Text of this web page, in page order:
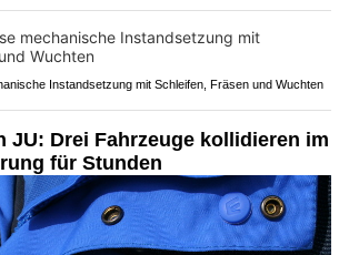
Instandsetzung mit Schleifen, Fräsen und Wuchten
JU: Drei Fahrzeuge kollidieren im
für Stunden